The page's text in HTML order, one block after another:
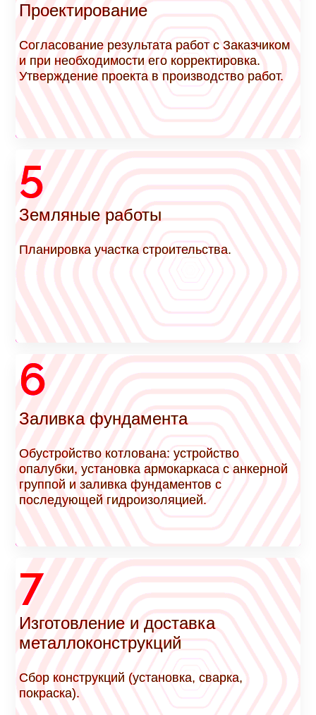
Проектирование
Согласование результата работ с Заказчиком
и при необходимости его корректировка.
Утверждение проекта в производство работ.
5
Земляные работы
Планировка участка строительства.
6
Заливка фундамента
Обустройство котлована: устройство
опалубки, установка армокаркаса с анкерной
группой и заливка фундаментов с
последующей гидроизоляцией.
7
Изготовление и доставка
металлоконструкций
Сбор конструкций (установка, сварка,
покраска).